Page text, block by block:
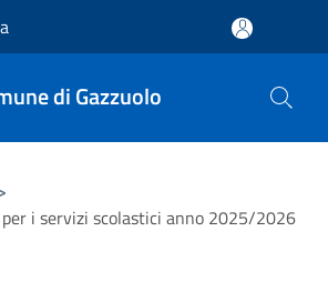
di Gazzuolo
i servizi scolastici anno 2025/2026